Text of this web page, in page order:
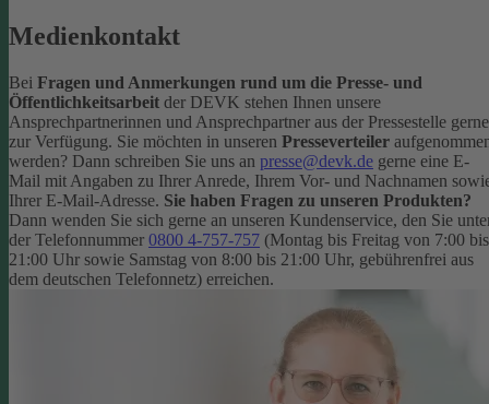
Medienkontakt
Bei Fragen und Anmerkungen rund um die Presse- und
Öffentlichkeitsarbeit der DEVK stehen Ihnen unsere
Ansprechpartnerinnen und Ansprechpartner aus der Pressestelle gerne
zur Verfügung. Sie möchten in unseren Presseverteiler
werden? Dann schreiben Sie uns an presse@devk.de gerne eine E-
Mail mit Angaben zu Ihrer Anrede, Ihrem Vor- und Nachnamen
Ihrer E-Mail-Adresse. Sie haben Fragen zu unseren Produkten?
Dann wenden Sie sich gerne an unseren Kundenservice, den Sie
der Telefonnummer 0800 4-757-757 (Montag bis Freitag von 7:00 bis
21:00 Uhr sowie Samstag von 8:00 bis 21:00 Uhr, gebührenfrei aus
dem deutschen Telefonnetz) erreichen.